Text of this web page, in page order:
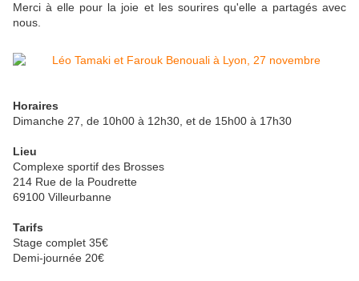
Merci à elle pour la joie et les sourires qu'elle a partagés avec
nous.
Horaires
Dimanche 27, de 10h00 à 12h30, et de 15h00 à 17h30
Lieu
Complexe sportif des Brosses
214 Rue de la Poudrette
69100 Villeurbanne
Tarifs
Stage complet 35€
Demi-journée 20€